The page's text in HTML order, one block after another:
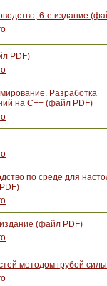
6-е издание
PDF)
Разработка
на С++ (файл PDF)
по среде для
(файл PDF)
методом грубой